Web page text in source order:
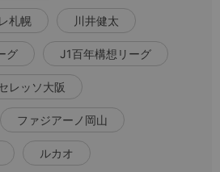
札幌 川井健太
グ J1百年構想リーグ
レッソ大阪
ファジアーノ岡山
ルカオ